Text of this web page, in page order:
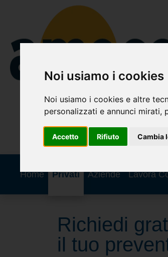
Noi usiamo i cookies
Noi usiamo i cookies e altre
personalizzati e annunci
Accetto Rifiuto Cambia
Home Privati Aziende Lavora
Richiedi
il tuo